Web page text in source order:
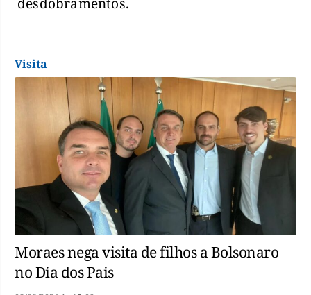
Visita
Moraes nega visita de filhos a Bolsonaro
no Dia dos Pais